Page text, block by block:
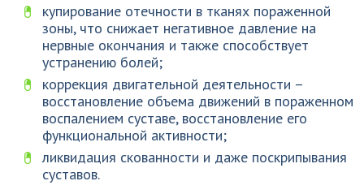
купирование отечности в тканях пораженной
зоны, что снижает негативное давление на
нервные окончания и также способствует
устранению болей;
коррекция двигательной деятельности –
восстановление объема движений в пораженном
воспалением суставе, восстановление его
функциональной активности;
ликвидация скованности и даже поскрипывания
суставов.